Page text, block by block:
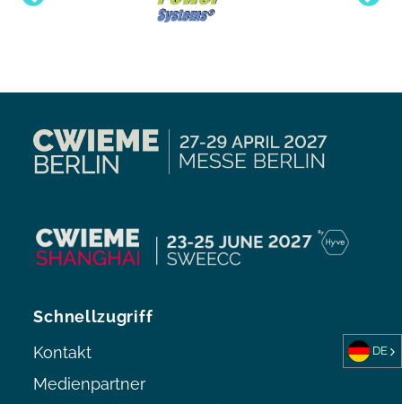
Schnellzugriff
Kontakt
Medienpartner
DE